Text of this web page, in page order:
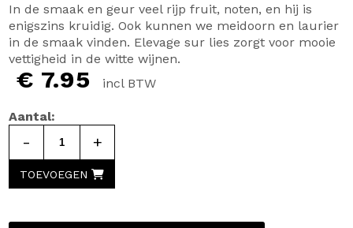
In de smaak en geur veel rijp fruit, noten, en hij is
enigszins kruidig. Ook kunnen we meidoorn en laurier
in de smaak vinden. Elevage sur lies zorgt voor mooie
vettigheid in de witte wijnen.
€ 7.95 incl BTW
Aantal:
- +
TOEVOEGEN